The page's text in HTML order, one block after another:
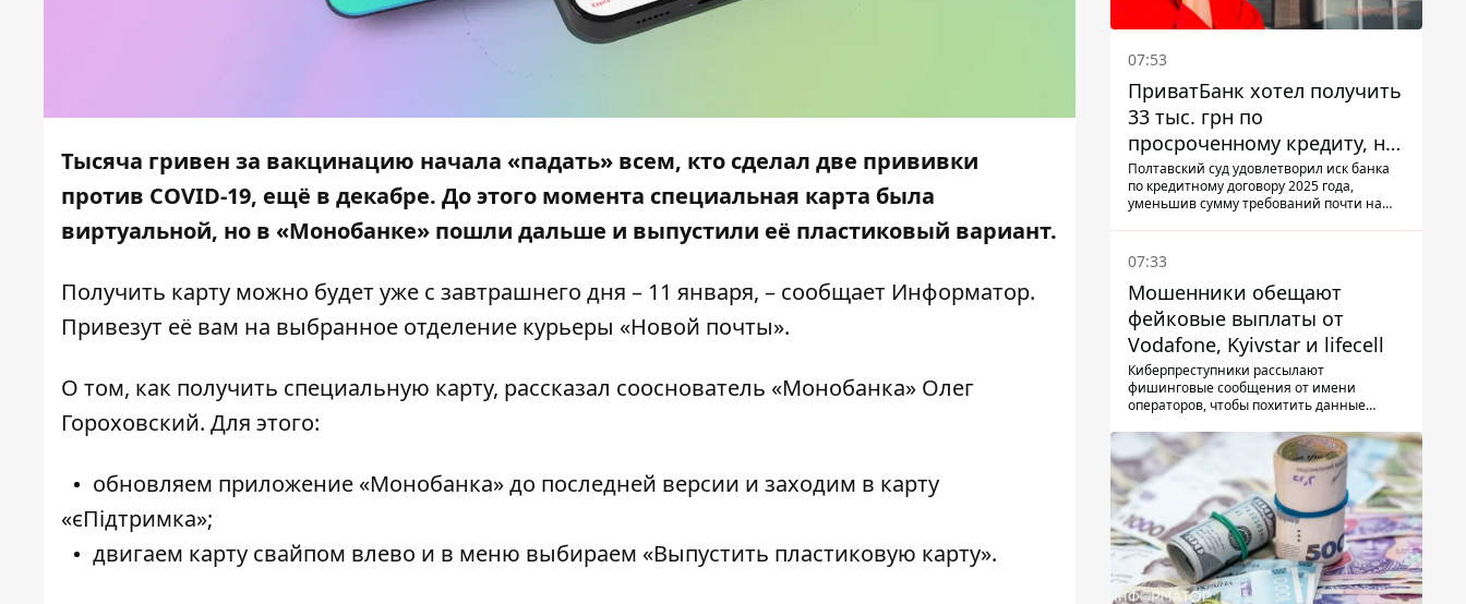
Тысяча гривен за вакцинацию начала «падать» всем, кто сделал две прививки
против COVID-19, ещё в декабре. До этого момента специальная карта была
виртуальной, но в «Монобанке» пошли дальше и выпустили её пластиковый вариант.
Получить карту можно будет уже с завтрашнего дня – 11 января, – сообщает Информатор.
Привезут её вам на выбранное отделение курьеры «Новой почты».
О том, как получить специальную карту, рассказал сооснователь «Монобанка» Олег
Гороховский. Для этого:
обновляем приложение «Монобанка» до последней версии и заходим в карту
«єПідтримка»;
двигаем карту свайпом влево и в меню выбираем «Выпустить пластиковую карту».
07:53
ПриватБанк хотел получить
33 тыс. грн по
просроченному кредиту, но
суд взыскал с должницы
только 22 тыс. грн
Полтавский суд удовлетворил иск банка
по кредитному договору 2025 года,
уменьшив сумму требований почти на
07:33
Мошенники обещают
фейковые выплаты от
Vodafone, Kyivstar и lifecell
Киберпреступники рассылают
фишинговые сообщения от имени
операторов, чтобы похитить данные